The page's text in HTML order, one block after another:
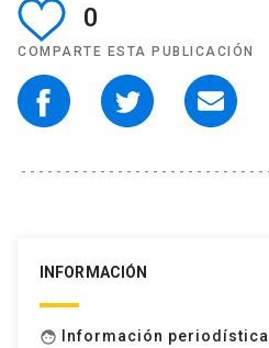
0
COMPARTE ESTA PUBLICACIÓN
INFORMACIÓN
face Información periodística